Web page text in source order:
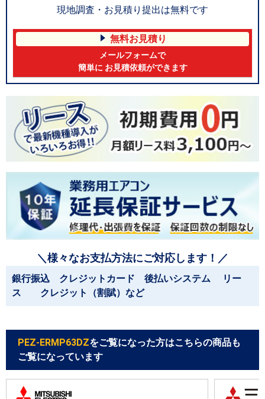
現地調査・お見積り提出は無料です
無料お見積り
メールフォームで
簡単に お見積依頼ができます
＼様々なお支払方法にご対応します！／
銀行振込 クレジットカード 後払いシステム リー
ス クレジット（割賦）など
PEZ-ERMP63DZをご覧になった方はこちらの商品も
ご覧になっています